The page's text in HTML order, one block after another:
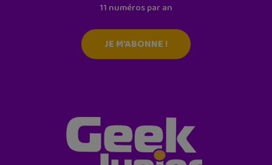
11 numéros par an
JE M'ABONNE !